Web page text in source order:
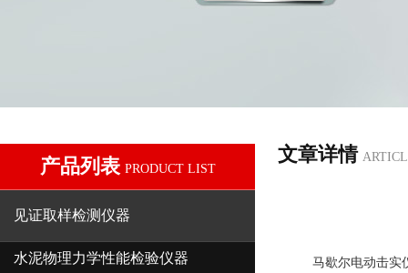
文章详情
马歇尔电动击实
产品列表 PRODUCT LIST
见证取样检测仪器
水泥物理力学性能检验仪器